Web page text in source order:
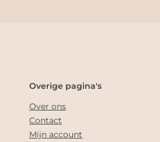
Overige pagina's
Over ons
Contact
Mijn account